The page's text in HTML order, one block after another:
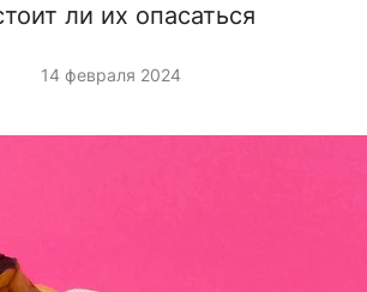
ли их опасаться
14 февраля 2024